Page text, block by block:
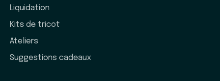
Liquidation
Kits de tricot
Ateliers
Suggestions cadeaux